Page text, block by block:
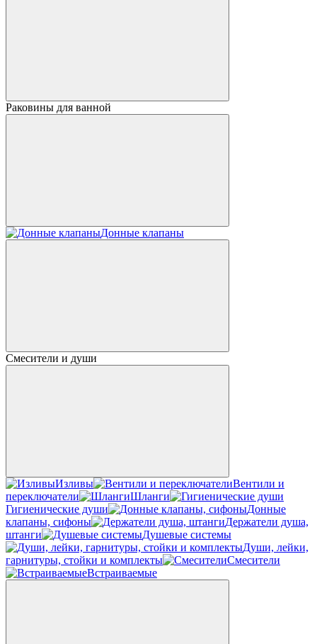
Раковины для ванной
Донные клапаны
Смесители и души
Изливы
Вентили и
переключатели
Шланги
Гигиенические души
Донные
клапаны, сифоны
Держатели душа,
штанги
Душевые системы
Души, лейки,
гарнитуры, стойки и комплекты
Смесители
Встраиваемые